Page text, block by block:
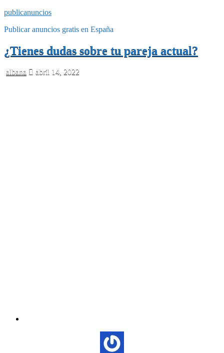
publicanuncios
Publicar anuncios gratis en España
¿Tienes dudas sobre tu pareja actual?
albana abril 14, 2022